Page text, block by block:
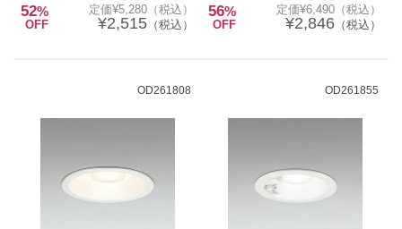
52%
OFF
定価¥5,280（税込）
¥2,515（税込）
56%
OFF
定価¥6,490（税込）
¥2,846（税込）
OD261808 OD261855